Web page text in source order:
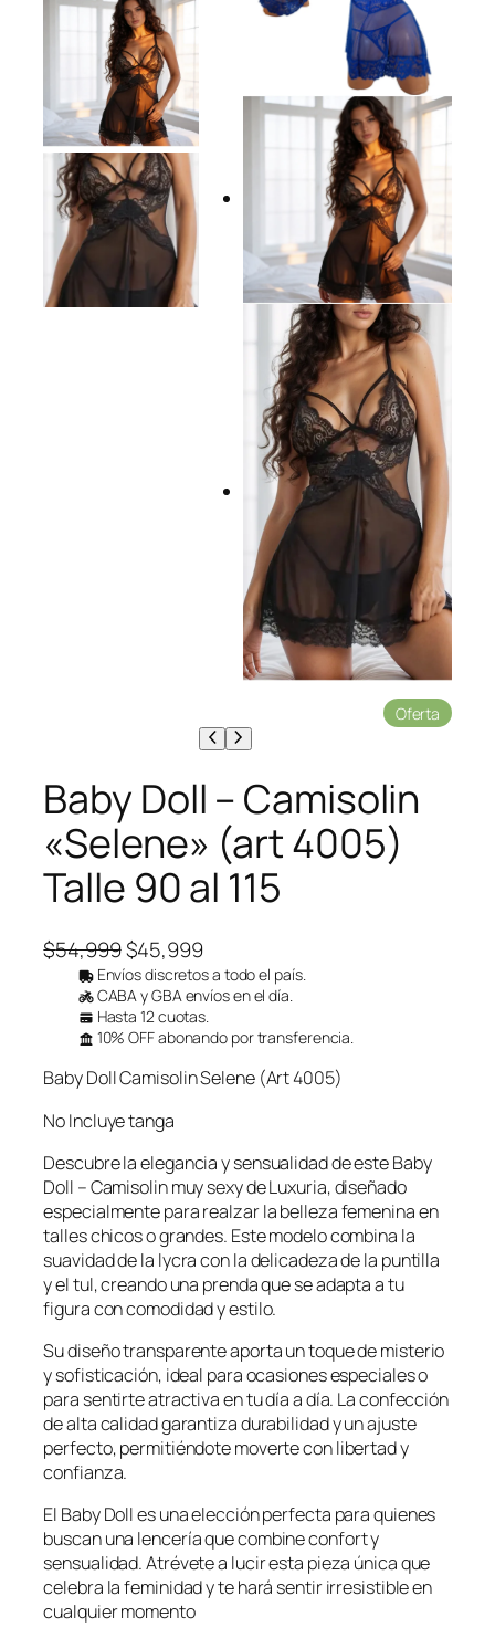
Oferta
r
Baby Doll – Camisolin
«Selene» (art 4005)
Talle 90 al 115
$54,999E
l
p
r
c
i
o
r
i
g
i
n
l
e
r
a
:
$
5
4
,
9
$45,999E
l
p
r
c
a
c
t
u
a
l
s
:
$
4
,
9
9
9
Envíos discretos a todo el país.
CABA y GBA envíos en el día.
Hasta 12 cuotas.
10% OFF abonando por transferencia.
Baby Doll Camisolin Selene (Art 4005)
No Incluye tanga
Descubre la elegancia y sensualidad de este Baby
Doll – Camisolin muy sexy de Luxuria, diseñado
especialmente para realzar la belleza femenina en
talles chicos o grandes. Este modelo combina la
suavidad de la lycra con la delicadeza de la puntilla
y el tul, creando una prenda que se adapta a tu
figura con comodidad y estilo.
Su diseño transparente aporta un toque de misterio
y sofisticación, ideal para ocasiones especiales o
para sentirte atractiva en tu día a día. La confección
de alta calidad garantiza durabilidad y un ajuste
perfecto, permitiéndote moverte con libertad y
confianza.
El Baby Doll es una elección perfecta para quienes
buscan una lencería que combine confort y
sensualidad. Atrévete a lucir esta pieza única que
celebra la feminidad y te hará sentir irresistible en
cualquier momento